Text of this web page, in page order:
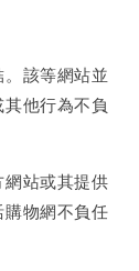
該等網站並
他行為不負
站或其提供
物網不負任